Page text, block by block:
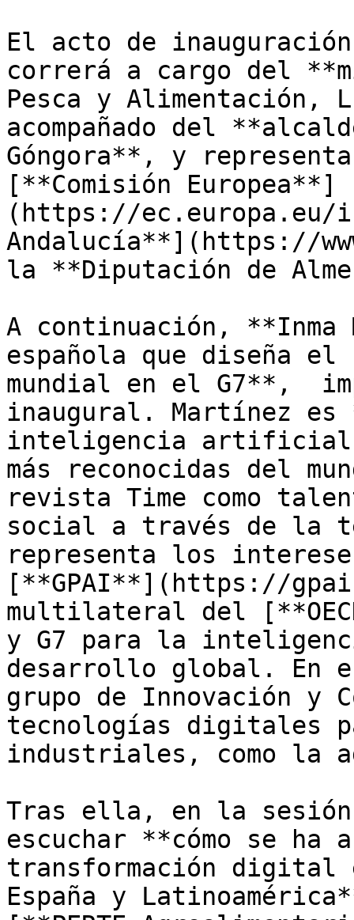
El acto de
correrá a cargo del
Pesca y Alimentación,
acompañado del
Góngora**, y
[**Comisión Europea**]
(https://ec.europa.eu/
Andalucía**](https://
la **Diputación de
A continuación,
española que diseña
mundial en el G7**,
inaugural. Martínez
inteligencia artificial
más reconocidas del
revista Time como
social a través de la
representa los
[**GPAI**](https://
multilateral del
y G7 para la
desarrollo global. En
grupo de Innovación y
tecnologías digitales
industriales, como la
Tras ella, en la sesión
escuchar **cómo se ha
transformación digital
España y